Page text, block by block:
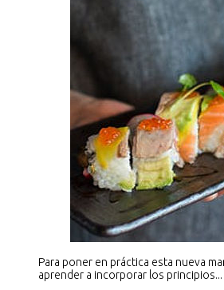
Para poner en práctica esta nueva
aprender a incorporar los principios...